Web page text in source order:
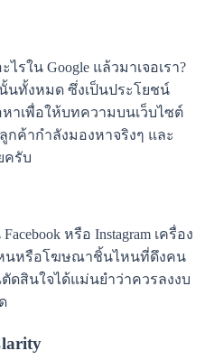
ใน Google แล้วมาเจอเรา?
นทั้งหมด ซึ่งเป็นประโยชน์
าเพื่อให้บทความบนเว็บไซต์
กค้ากำลังมองหาจริงๆ และ
ครับ
หรือ Instagram เครื่อง
นหรือโฆษณาชิ้นไหนที่ดึงคน
ดสินใจได้แม่นยำว่าควรลงงบ